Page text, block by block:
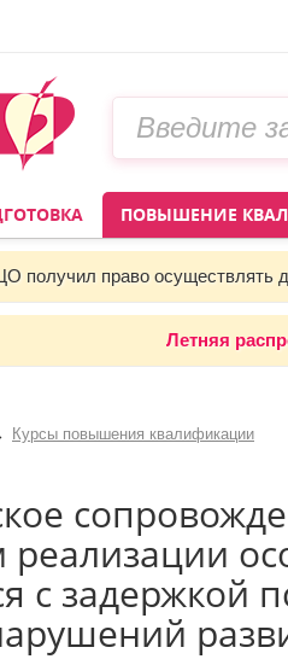
ПОВЫШЕНИЕ
получил право осуществлять
Летняя
Курсы повышения квалификации
с задержкой